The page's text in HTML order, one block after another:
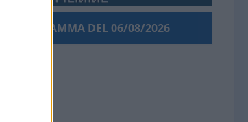
PORROGRAMMA DEL 06/08/2026